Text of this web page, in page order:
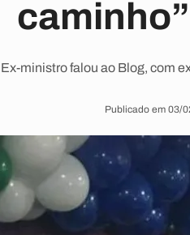
Ex-ministro falou ao Blog, com
Publicado em 03/